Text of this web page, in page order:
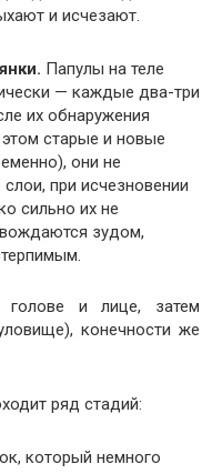
и исчезают.
Папулы на теле
— каждые два-три
их обнаружения
этом старые и новые
они не
при исчезновении
сильно их не
зудом,
голове и лице, затем
конечности же
ряд стадий:
который немного